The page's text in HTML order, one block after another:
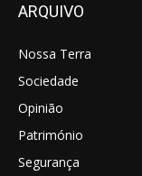
ARQUIVO
Nossa Terra
Sociedade
Opinião
Património
Segurança